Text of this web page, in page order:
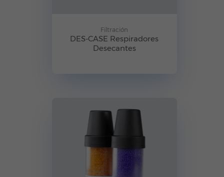
Filtración
DES-CASE Respiradores
Desecantes